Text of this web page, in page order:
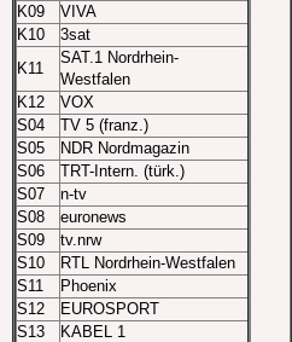
K09
VIVA
K10
3sat
K11
SAT.1 Nordrhein-
Westfalen
K12
VOX
S04
TV 5 (franz.)
S05
NDR Nordmagazin
S06
TRT-Intern. (türk.)
S07
n-tv
S08
euronews
S09
tv.nrw
S10
RTL Nordrhein-Westfalen
S11
Phoenix
S12
EUROSPORT
S13
KABEL 1